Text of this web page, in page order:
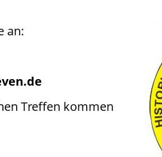
an:
Treffen kommen